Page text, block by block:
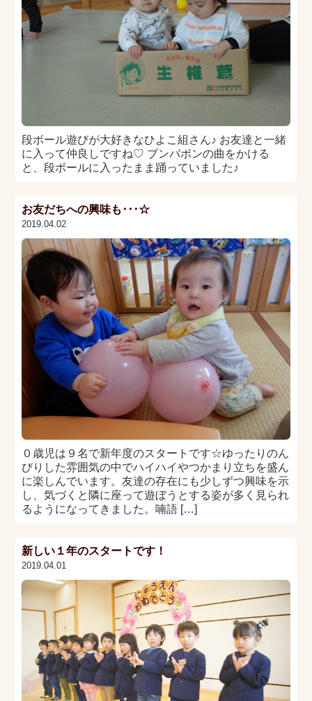
段ボール遊びが大好きなひよこ組さん♪ お友達と一緒
に入って仲良しですね♡ ブンバボンの曲をかける
と、段ボールに入ったまま踊っていました♪
お友だちへの興味も･･･☆
2019.04.02
０歳児は９名で新年度のスタートです☆ゆったりのん
びりした雰囲気の中でハイハイやつかまり立ちを盛ん
に楽しんでいます。友達の存在にも少しずつ興味を示
し、気づくと隣に座って遊ぼうとする姿が多く見られ
るようになってきました。喃語 […]
新しい１年のスタートです！
2019.04.01